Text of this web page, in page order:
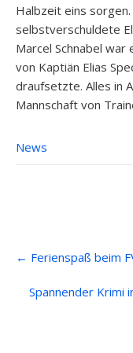
Halbzeit eins
selbstverschuldete
Marcel Schnabel
von Kaptiän Elias
draufsetzte. Alles in
Mannschaft von
News
navigation
← Ferienspaß beim
Spannender Krimi